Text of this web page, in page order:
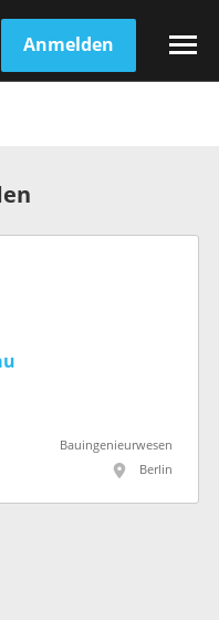
Anmelden
Bauingenieurwesen
Berlin